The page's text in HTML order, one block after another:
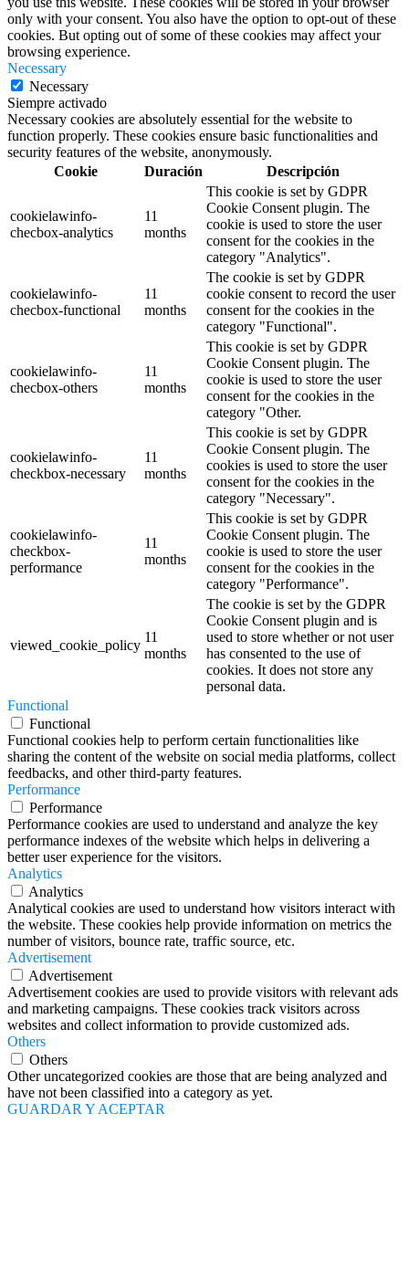
Necessary cookies are absolutely essential for the website to
function properly. These cookies ensure basic functionalities and
security features of the website, anonymously.
Cookie
cookielawinfo-
checbox-analytics
months
cookie is used to store the user
consent for the cookies in the
category "Analytics".
The cookie is set by GDPR
cookie consent to record the user
consent for the cookies in the
category "Functional".
This cookie is set by GDPR
Cookie Consent plugin. The
cookie is used to store the user
consent for the cookies in the
category "Other.
checkbox-necessary
months
This cookie is set by GDPR
Cookie Consent plugin. The
cookies is used to store the user
consent for the cookies in the
category "Necessary".
performance
months
This cookie is set by GDPR
Cookie Consent plugin. The
cookie is used to store the user
consent for the cookies in the
category "Performance".
viewed_cookie_policy
months
The cookie is set by the GDPR
Cookie Consent plugin and is
used to store whether or not user
has consented to the use of
cookies. It does not store any
personal data.
Functional cookies help to perform certain functionalities like
sharing the content of the website on social media platforms, collect
feedbacks, and other third-party features.
Performance
Performance cookies are used to understand and analyze the key
performance indexes of the website which helps in delivering a
better user experience for the visitors.
Analytics
Analytics
Analytical cookies are used to understand how visitors interact with
the website. These cookies help provide information on metrics the
number of visitors, bounce rate, traffic source, etc.
Advertisement
Advertisement
Advertisement cookies are used to provide visitors with relevant ads
and marketing campaigns. These cookies track visitors across
websites and collect information to provide customized ads.
Others
Others
Other uncategorized cookies are those that are being analyzed and
have not been classified into a category as yet.
GUARDAR Y ACEPTAR